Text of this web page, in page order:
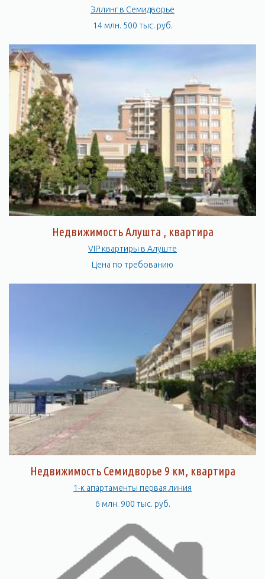
Эллинг в Семидворье
14 млн. 500 тыс. руб.
Недвижимость Алушта , квартира
VIP квартиры в Алуште
Цена по требованию
Недвижимость Семидворье 9 км, квартира
1-к апартаменты первая линия
6 млн. 900 тыс. руб.